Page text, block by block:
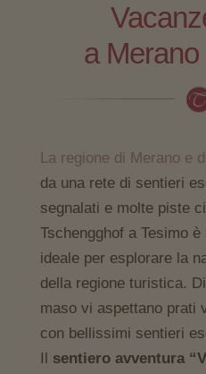
a
La regione di Merano e
da una rete di sentieri
segnalati e molte piste
Tschengghof a Tesimo
ideale per esplorare la
della regione turistica.
maso vi aspettano prati
con bellissimi sentieri
sentiero avventura